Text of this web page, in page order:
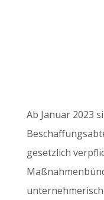
Ab Januar 2023
gesetzlich